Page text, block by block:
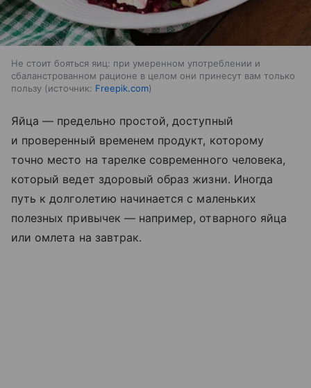
Не стоит бояться яиц: при умеренном употреблении и
сбаланстрованном рационе в целом они принесут вам только
пользу
источник: Freepik.com
Яйца — предельно простой, доступный
и проверенный временем продукт, которому
точно место на тарелке современного человека,
который ведет здоровый образ жизни. Иногда
путь к долголетию начинается с маленьких
полезных привычек — например, отварного яйца
или омлета на завтрак.